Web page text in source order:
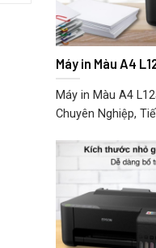
Máy in Màu A4
Máy in Màu A4
Chuyên Nghiệp,